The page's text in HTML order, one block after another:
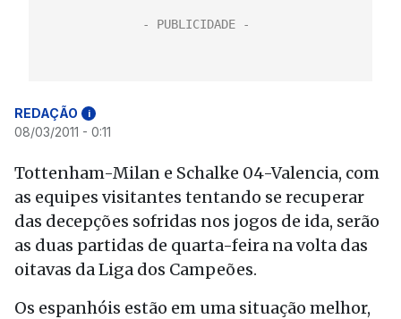
REDAÇÃO i
08/03/2011 - 0:11
Tottenham-Milan e Schalke 04-Valencia, com
as equipes visitantes tentando se recuperar
das decepções sofridas nos jogos de ida, serão
as duas partidas de quarta-feira na volta das
oitavas da Liga dos Campeões.
Os espanhóis estão em uma situação melhor,